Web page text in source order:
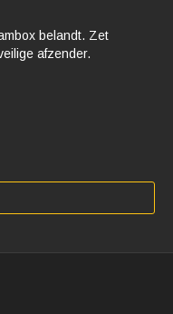
belandt. Zet
afzender.